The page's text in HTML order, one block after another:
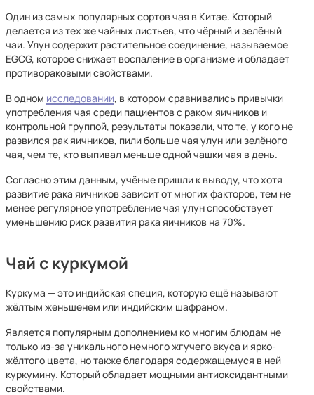
Один из самых популярных сортов чая в Китае. Который
делается из тех же чайных листьев, что чёрный и зелёный
чаи. Улун содержит растительное соединение, называемое
EGCG, которое снижает воспаление в организме и обладает
противораковыми свойствами.
В одном исследовании, в котором сравнивались привычки
употребления чая среди пациентов с раком яичников и
контрольной группой, результаты показали, что те, у кого не
развился рак яичников, пили больше чая улун или зелёного
чая, чем те, кто выпивал меньше одной чашки чая в день.
Согласно этим данным, учёные пришли к выводу, что хотя
развитие рака яичников зависит от многих факторов, тем не
менее регулярное употребление чая улун способствует
уменьшению риск развития рака яичников на 70%.
Чай с куркумой
Куркума — это индийская специя, которую ещё называют
жёлтым женьшенем или индийским шафраном.
Является популярным дополнением ко многим блюдам не
только из-за уникального немного жгучего вкуса и ярко-
жёлтого цвета, но также благодаря содержащемуся в ней
куркумину. Который обладает мощными антиоксидантными
свойствами.